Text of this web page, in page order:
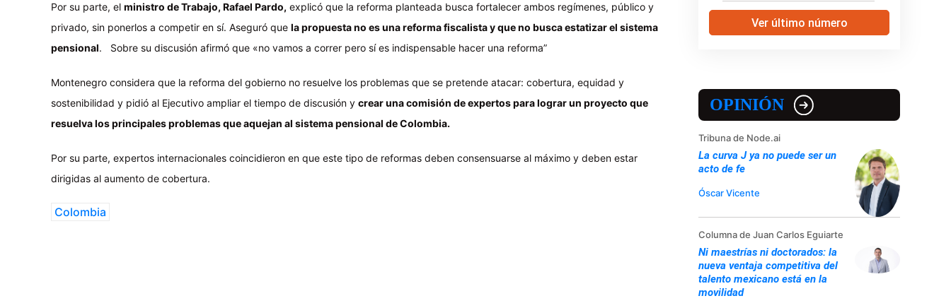
Por su parte, el ministro de Trabajo, Rafael Pardo, explicó que la reforma planteada busca fortalecer ambos regímenes, público y
privado, sin ponerlos a competir en sí. Aseguró que la propuesta no es una reforma fiscalista y que no busca estatizar el sistema
pensional. Sobre su discusión afirmó que «no vamos a correr pero sí es indispensable hacer una reforma”
Montenegro considera que la reforma del gobierno no resuelve los problemas que se pretende atacar: cobertura, equidad y
sostenibilidad y pidió al Ejecutivo ampliar el tiempo de discusión y crear una comisión de expertos para lograr un proyecto que
resuelva los principales problemas que aquejan al sistema pensional de Colombia.
Por su parte, expertos internacionales coincidieron en que este tipo de reformas deben consensuarse al máximo y deben estar
dirigidas al aumento de cobertura.
Colombia
Ver último número
OPINIÓN
Tribuna de Node.ai
La curva J ya no puede ser un
acto de fe
Óscar Vicente
Columna de Juan Carlos Eguiarte
Ni maestrías ni doctorados: la
nueva ventaja competitiva del
talento mexicano está en la
movilidad